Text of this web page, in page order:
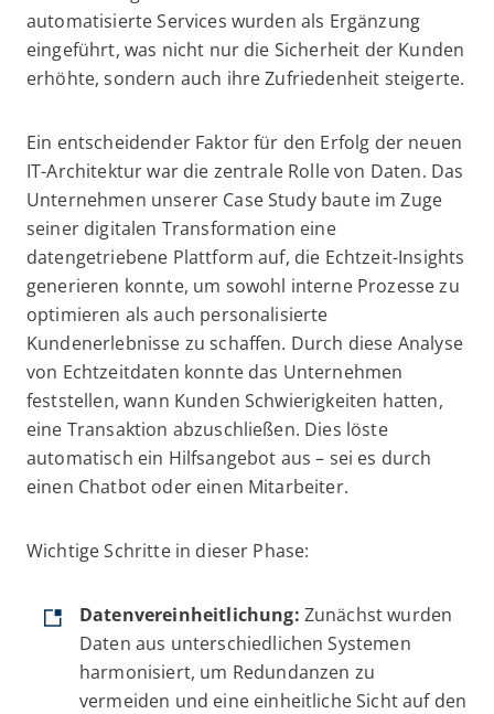
automatisierte Services wurden als Ergänzung
eingeführt, was nicht nur die Sicherheit der Kunden
erhöhte, sondern auch ihre Zufriedenheit steigerte.
Ein entscheidender Faktor für den Erfolg der neuen
IT-Architektur war die zentrale Rolle von Daten. Das
Unternehmen unserer Case Study baute im Zuge
seiner digitalen Transformation eine
datengetriebene Plattform auf, die Echtzeit-Insights
generieren konnte, um sowohl interne Prozesse zu
optimieren als auch personalisierte
Kundenerlebnisse zu schaffen. Durch diese Analyse
von Echtzeitdaten konnte das Unternehmen
feststellen, wann Kunden Schwierigkeiten hatten,
eine Transaktion abzuschließen. Dies löste
automatisch ein Hilfsangebot aus – sei es durch
einen Chatbot oder einen Mitarbeiter.
Wichtige Schritte in dieser Phase:
Datenvereinheitlichung: Zunächst wurden
Daten aus unterschiedlichen Systemen
harmonisiert, um Redundanzen zu
vermeiden und eine einheitliche Sicht auf den